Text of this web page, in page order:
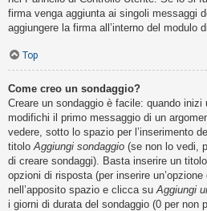
firma venga aggiunta ai singoli messaggi
aggiungere la firma all’interno del modulo
Top
Come creo un sondaggio?
Creare un sondaggio è facile: quando inizi
modifichi il primo messaggio di un
vedere, sotto lo spazio per l’inserimento
titolo Aggiungi sondaggio (se non lo vedi,
di creare sondaggi). Basta inserire un
opzioni di risposta (per inserire
nell’apposito spazio e clicca su Aggiungi
i giorni di durata del sondaggio (0 per non